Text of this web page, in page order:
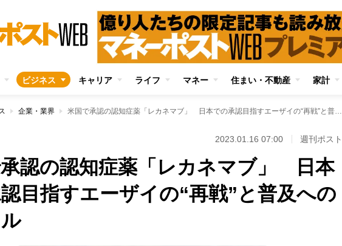
ビジネス キャリア ライフ マネー 住まい・不動産 家計
企業・業界 米国で承認の認知症薬「レカネマブ」 日本での承認目指すエーザイの“再戦”と普及へのハードル
2023.01.16 07:00 週刊ポスト
認の認知症薬「レカネマブ」 日本
目指すエーザイの“再戦”と普及への